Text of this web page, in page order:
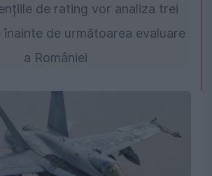
de rating vor analiza trei
de următoarea evaluare
a României